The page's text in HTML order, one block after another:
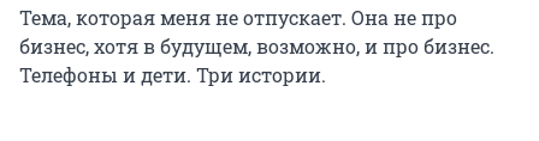
Тема, которая меня не отпускает. Она не про
бизнес, хотя в будущем, возможно, и про бизнес.
Телефоны и дети. Три истории.